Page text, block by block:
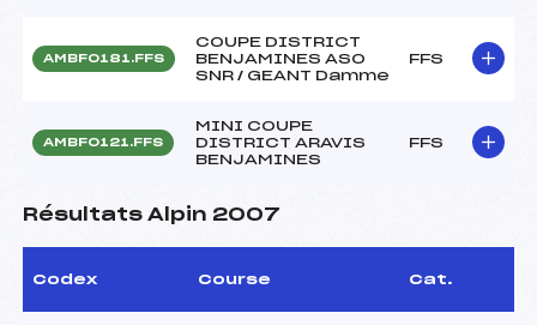
AMBF0181.FFS
COUPE DISTRICT
BENJAMINES ASO
SNR / GEANT Damme
FFS
AMBF0121.FFS
MINI COUPE
DISTRICT ARAVIS
BENJAMINES
FFS
Résultats Alpin 2007
Codex Course Cat.